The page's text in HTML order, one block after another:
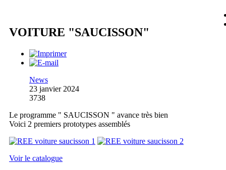
VOITURE "SAUCISSON"
News
23 janvier 2024
3738
Le programme " SAUCISSON " avance très bien
Voici 2 premiers prototypes assemblés
Voir le catalogue